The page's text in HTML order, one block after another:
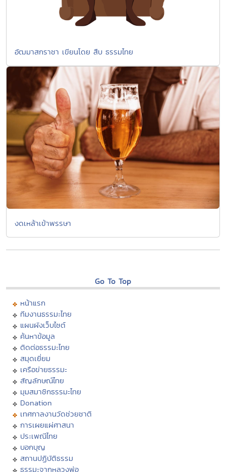
อัฒมาสกราชา เขียนโดย สืบ ธรรมไทย
งดเหล้าเข้าพรรษา
Go To Top
หน้าแรก
ทีมงานธรรมะไทย
แผนผังเว็บไซต์
ค้นหาข้อมูล
ติดต่อธรรมะไทย
สมุดเยี่ยม
เครือข่ายธรรมะ
สัญลักษณ์ไทย
มุมสมาชิกธรรมะไทย
Donation
เทศกาลงานวัดช่วยชาติ
การเผยแผ่ศาสนา
ประเพณีไทย
บอกบุญ
สถานปฏิบัติธรรม
ธรรมะจากหลวงพ่อ